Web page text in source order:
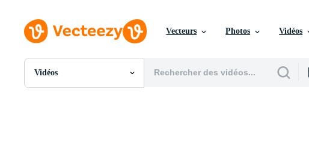
Vecteurs Photos Vidéos
Vidéos
Toutes Images